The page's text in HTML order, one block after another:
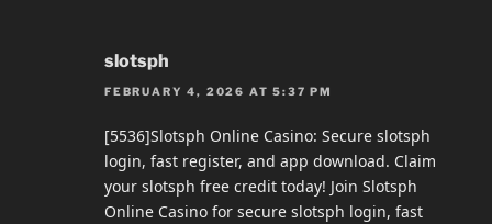
slotsph
FEBRUARY 4, 2026 AT 5:37 PM
[5536]Slotsph Online Casino: Secure slotsph
login, fast register, and app download. Claim
your slotsph free credit today! Join Slotsph
Online Casino for secure slotsph login, fast